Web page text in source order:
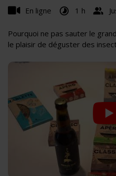
En ligne 1 h
Pourquoi ne pas sauter le
le plaisir de déguster des